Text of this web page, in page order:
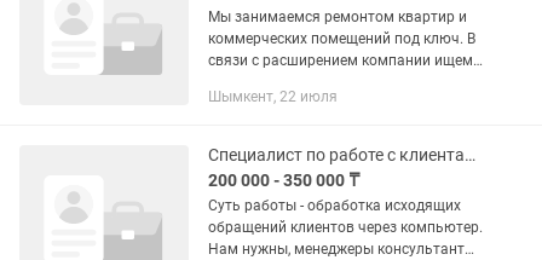
Мы занимаемся ремонтом квартир и
коммерческих помещений под ключ. В
связи с расширением компании ищем
сопровождать клиентов от первого
Шымкент, 22 июля
Специалист по работе с клиентами
200 000 - 350 000 ₸
Суть работы - обработка исходящих
обращений клиентов через компьютер.
Нам нужны, менеджеры консультанты.